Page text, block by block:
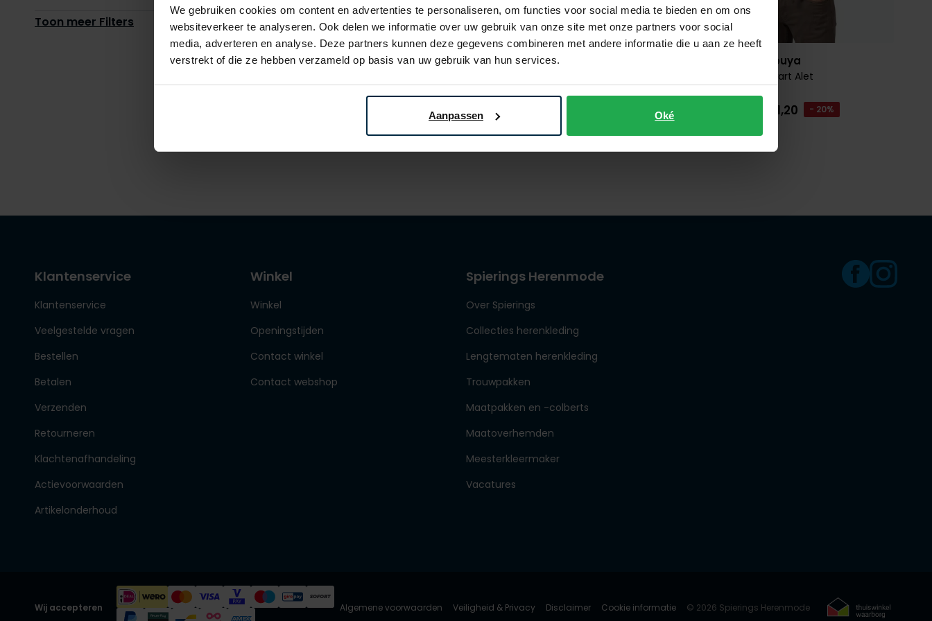
We gebruiken cookies om content en advertenties te personaliseren, om functies voor social media te bieden en om ons
websiteverkeer te analyseren. Ook delen we informatie over uw gebruik van onze site met onze partners voor social
media, adverteren en analyse. Deze partners kunnen deze gegevens combineren met andere informatie die u aan ze heeft
verstrekt of die ze hebben verzameld op basis van uw gebruik van hun services.
Aanpassen Oké
Toon meer Filters
People of Shibuya People of Shibuya
€ 639,00
People of Shibuya
bodywarmer zwart Alet
€ 511,20 - 20%
Klantenservice
Klantenservice
Veelgestelde vragen
Bestellen
Betalen
Verzenden
Retourneren
Klachtenafhandeling
Actievoorwaarden
Artikelonderhoud
Winkel
Winkel
Openingstijden
Contact winkel
Contact webshop
Spierings Herenmode
Over Spierings
Collecties herenkleding
Lengtematen herenkleding
Trouwpakken
Maatpakken en -colberts
Maatoverhemden
Meesterkleermaker
Vacatures
Wij accepteren Algemene voorwaarden Veiligheid & Privacy Disclaimer Cookie informatie © 2026 Spierings Herenmode